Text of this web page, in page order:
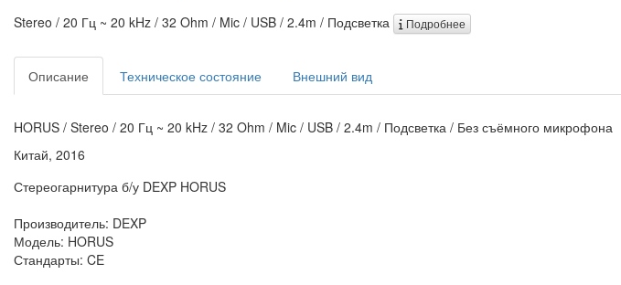
Stereo / 20 Гц ~ 20 kHz / 32 Ohm / Mic / USB / 2.4m / Подсветка Подробнее
Описание Техническое состояние Внешний вид
HORUS / Stereo / 20 Гц ~ 20 kHz / 32 Ohm / Mic / USB / 2.4m / Подсветка / Без съёмного микрофона
Китай, 2016
Стереогарнитура б/у DEXP HORUS
Производитель: DEXP
Модель: HORUS
Стандарты: CE